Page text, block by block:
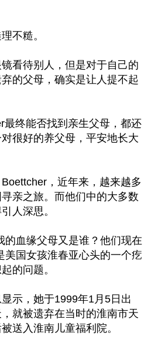
不糙。
看待别人，但是对于自己的
的父母，确实是让人提不起
最终能否找到亲生父母，都还
很好的养父母，平安地长大
，近年来，越来越多
亲之旅。而他们中的大多数
人深思。
的血缘父母又是谁？他们现在
美国女孩淮春亚心头的一个疙
的问题。
示，她于1999年1月5日出
就被遗弃在当时的淮南市天
送入淮南儿童福利院。